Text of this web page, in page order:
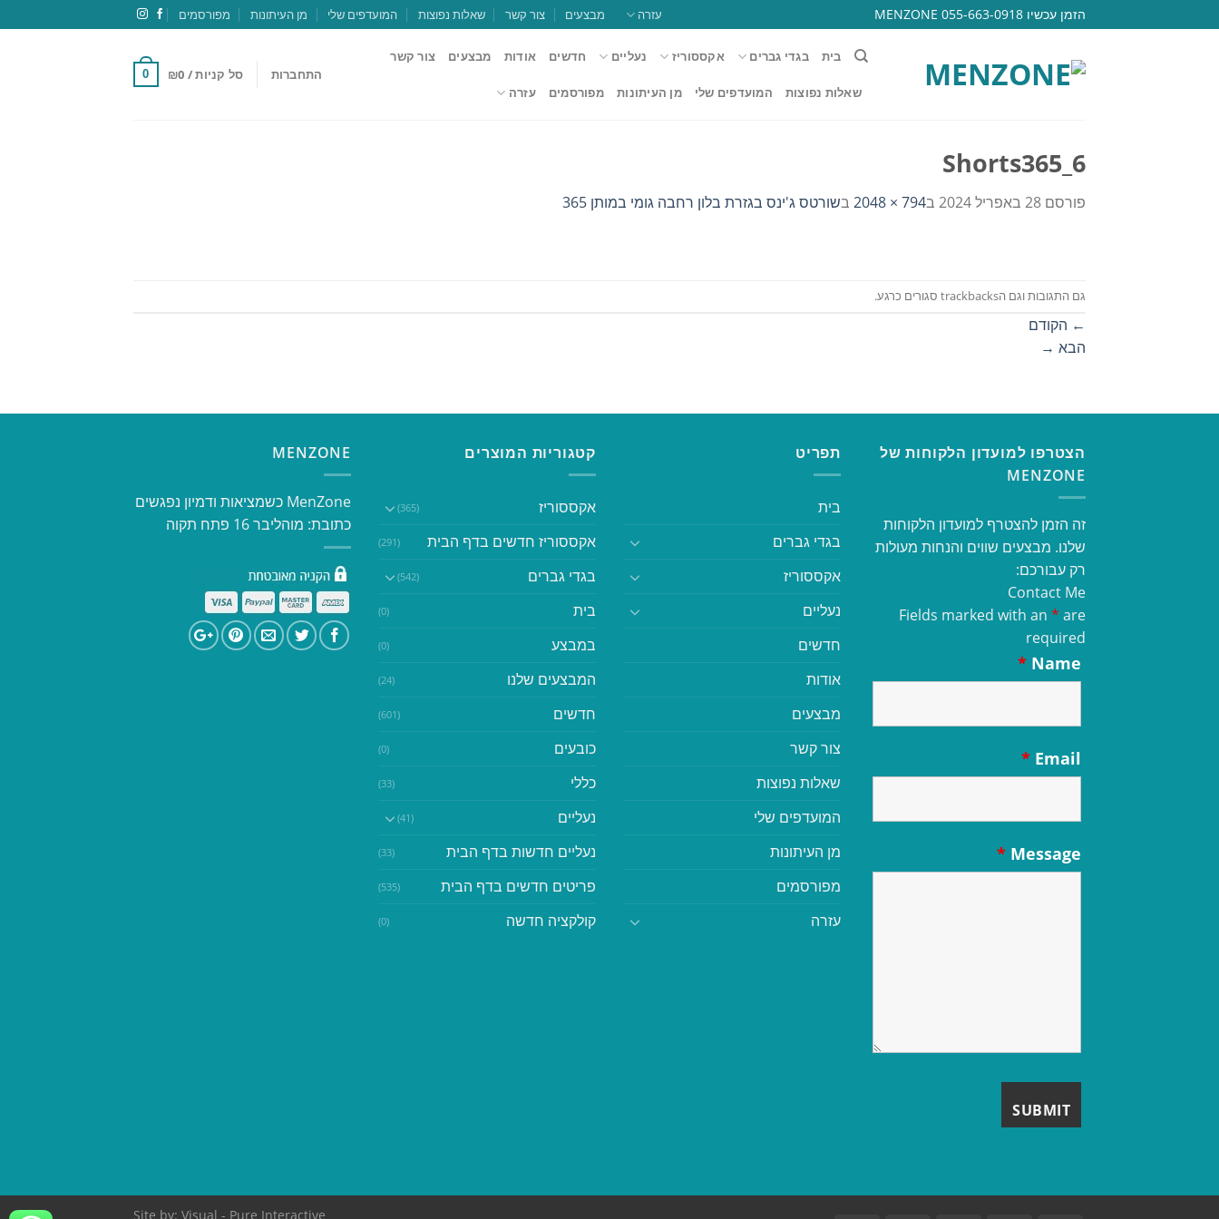
to
הזמן עכשיו 055-663-0918 MENZONE עזרה מבצעים צור קשר שאלות נפוצות המועדפים שלי מן העיתונות מפורסמים
בית בגדי גברים אקססוריז נעליים חדשים אודות מבצעים צור קשר
שאלות נפוצות המועדפים שלי מן העיתונות מפורסמים עזרה
התחברות סל קניות / ₪0
0
Shorts365_6
פורסם 28 באפריל 2024 ב794 × 2048 בשורטס ג'ינס בגזרת בלון רחבה גומי במותן 365
גם התגובות וגם הtrackbacks סגורים כרגע.
← הקודם
הבא →
הצטרפו למועדון הלקוחות של
MENZONE
זה הזמן להצטרף למועדון הלקוחות
שלנו. מבצעים שווים והנחות מעולות
רק עבורכם:
Contact Me
Fields marked with an * are
required
Name
*
Email
*
Message
*
תפריט
בית
בגדי גברים
אקססוריז
נעליים
חדשים
אודות
מבצעים
צור קשר
שאלות נפוצות
המועדפים שלי
מן העיתונות
מפורסמים
עזרה
קטגוריות המוצרים
אקססוריז (365)
אקססוריז חדשים בדף הבית (291)
בגדי גברים (542)
בית (0)
במבצע (0)
המבצעים שלנו (24)
חדשים (601)
כובעים (0)
כללי (33)
נעליים (41)
נעליים חדשות בדף הבית (33)
פריטים חדשים בדף הבית (535)
קולקציה חדשה (0)
MENZONE
​​MenZone כשמציאות ודמיון נפגשים​
כתובת: מוהליבר 16 פתח תקוה
Site by: Visual - Pure Interactive